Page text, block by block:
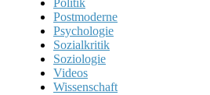
Politik
Postmoderne
Psychologie
Sozialkritik
Soziologie
Videos
Wissenschaft